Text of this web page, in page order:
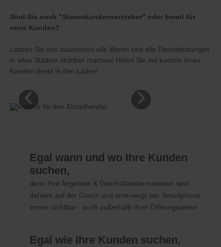
Sind Sie noch "Stammkundenversteher" oder bereit für
neue Kunden?
Lassen Sie uns zusammen alle Waren und alle Dienstleistungen
in allen Städten sichtbar machen! Holen Sie mit koomio Ihren
Kunden direkt in den Laden!
‹ ›
Egal wann und wo Ihre Kunden
suchen,
denn Ihre Angebote & Geschäftsinformationen sind
daheim auf der Couch und unterwegs per Smartphone
immer sichtbar - auch außerhalb Ihrer Öffnungszeiten
Egal wie Ihre Kunden suchen,